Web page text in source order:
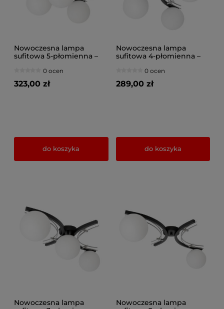
Nowoczesna lampa
sufitowa 5-płomienna –
chromowanym
wykończeniem – do
salonu, sypialni, korytarza
0 ocen
323,00 zł
do koszyka
Nowoczesna lampa
sufitowa 4-płomienna –
chromowanym
wykończeniem – do
salonu, sypialni, korytarza
0 ocen
289,00 zł
do koszyka
Nowoczesna lampa
Nowoczesna lampa